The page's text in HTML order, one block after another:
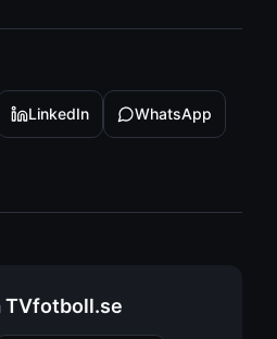
LinkedIn WhatsApp
TVfotboll.se